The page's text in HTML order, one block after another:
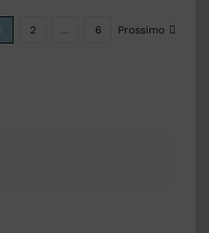
2 … 6 Prossimo